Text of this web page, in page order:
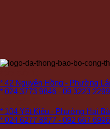
* 42 Nguyên Hồng - Phường
* 024 3773 9846 - 09 3223 2299
* 104 Yết Kiêu - Phường Hai
* 024 6277 8877 - 092 667 6996